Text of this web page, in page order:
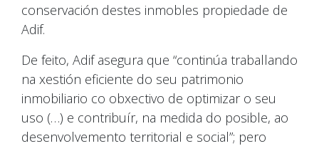
conservación destes inmobles propiedade de
Adif.
De feito, Adif asegura que “continúa traballando
na xestión eficiente do seu patrimonio
inmobiliario co obxectivo de optimizar o seu
uso (…) e contribuír, na medida do posible, ao
desenvolvemento territorial e social”; pero